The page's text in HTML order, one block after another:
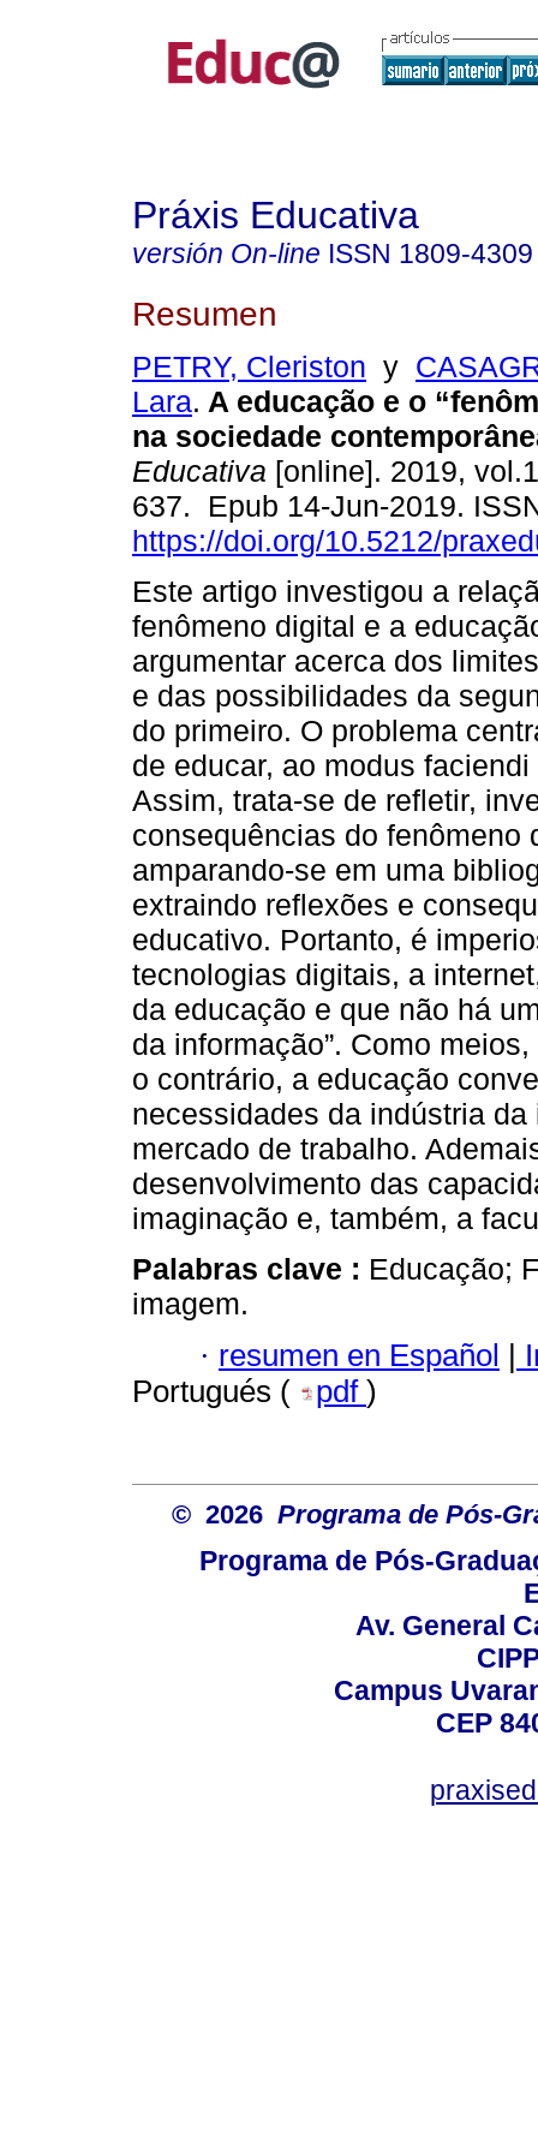
Práxis Educativa
versión On-line ISSN 1809-4309
Resumen
PETRY, Cleriston y
Lara. A educação e o
na sociedade
Educativa [online]. 2019,
637. Epub 14-Jun-2019.
https://doi.org/10.5212/
Este artigo investigou a
fenômeno digital e a
argumentar acerca dos
e das possibilidades da
do primeiro. O problema
de educar, ao modus
Assim, trata-se de refletir,
consequências do fenômeno
amparando-se em uma
extraindo reflexões e
educativo. Portanto, é
tecnologias digitais, a
da educação e que não há
da informação”. Como
o contrário, a educação
necessidades da indústria
mercado de trabalho.
desenvolvimento das
imaginação e, também, a
Palabras clave : Educação;
imagem.
· resumen en Español |
Portugués (
pdf )
© 2026 Programa de Pós-
Programa de Pós-
Av. General
Campus
CEP